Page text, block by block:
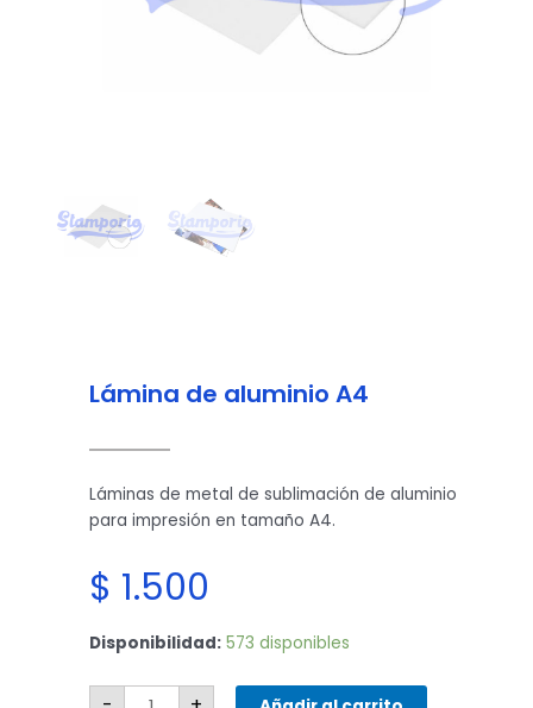
Lámina de aluminio A4
Láminas de metal de sublimación de aluminio
para impresión en tamaño A4.
$ 1.500
Disponibilidad: 573 disponibles
Lámina
de
A4
cantidad